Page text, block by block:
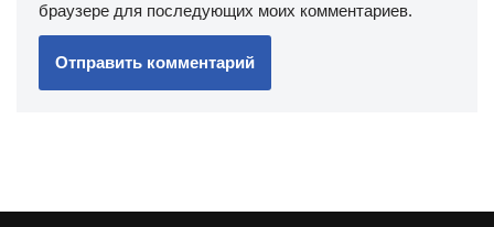
браузере для последующих моих комментариев.